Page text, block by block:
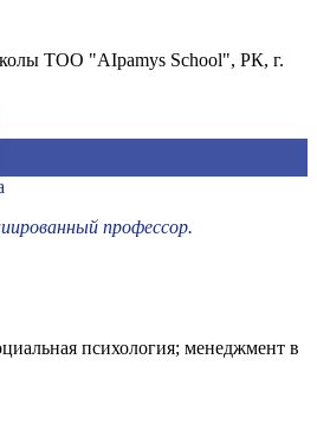
ТОО "AIpamys School", РК, г.
профессор.
психология; менеджмент в